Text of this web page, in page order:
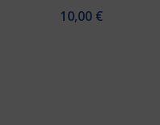
10,00 €